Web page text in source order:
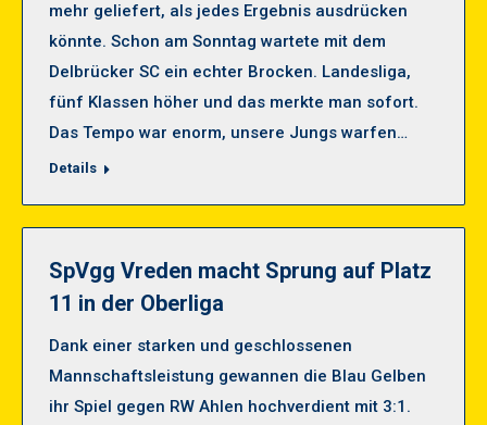
mehr geliefert, als jedes Ergebnis ausdrücken
könnte. Schon am Sonntag wartete mit dem
Delbrücker SC ein echter Brocken. Landesliga,
fünf Klassen höher und das merkte man sofort.
Das Tempo war enorm, unsere Jungs warfen…
Details
SpVgg Vreden macht Sprung auf Platz
11 in der Oberliga
Dank einer starken und geschlossenen
Mannschaftsleistung gewannen die Blau Gelben
ihr Spiel gegen RW Ahlen hochverdient mit 3:1.